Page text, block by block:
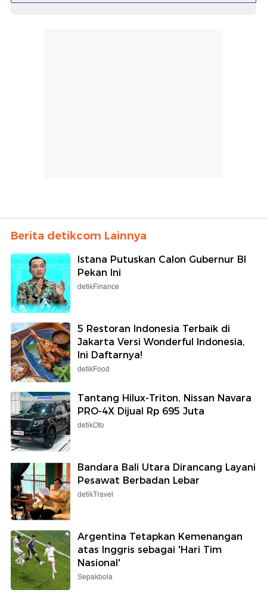
Berita detikcom Lainnya
Istana Putuskan Calon Gubernur BI
Pekan Ini
detikFinance
5 Restoran Indonesia Terbaik di
Jakarta Versi Wonderful Indonesia,
Ini Daftarnya!
detikFood
Tantang Hilux-Triton, Nissan Navara
PRO-4X Dijual Rp 695 Juta
detikOto
Bandara Bali Utara Dirancang Layani
Pesawat Berbadan Lebar
detikTravel
Argentina Tetapkan Kemenangan
atas Inggris sebagai 'Hari Tim
Nasional'
Sepakbola